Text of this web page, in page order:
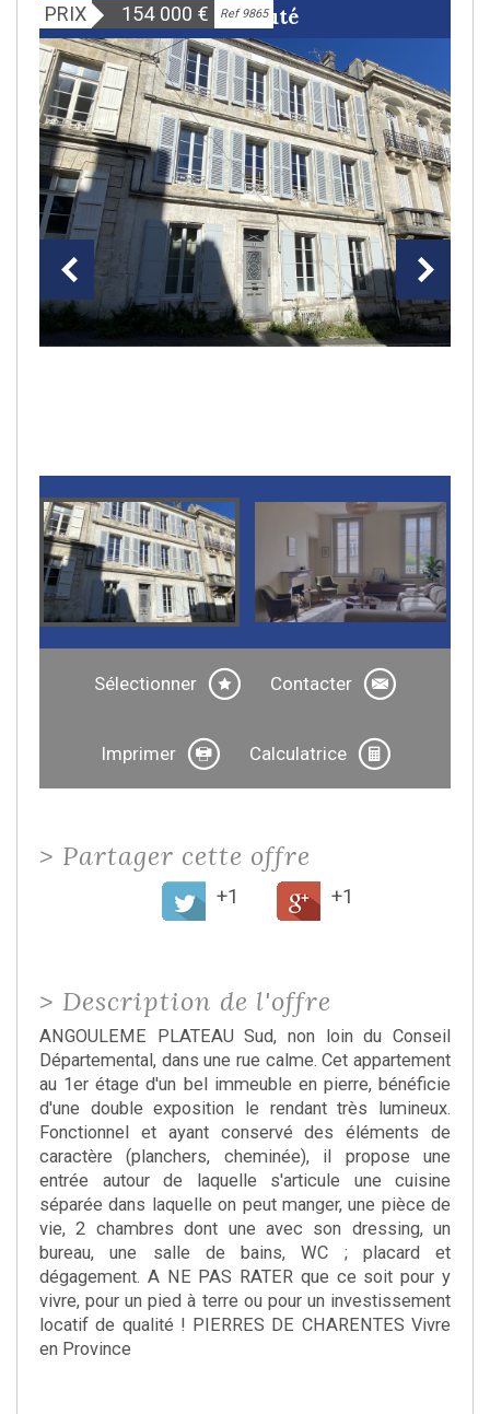
PRIX 154 000 € Ref 9865
Nouveauté
Sélectionner Contacter
Imprimer Calculatrice
> Partager cette offre
+1 +1
> Description de l'offre
ANGOULEME PLATEAU Sud, non loin du Conseil
Départemental, dans une rue calme. Cet appartement
au 1er étage d'un bel immeuble en pierre, bénéficie
d'une double exposition le rendant très lumineux.
Fonctionnel et ayant conservé des éléments de
caractère (planchers, cheminée), il propose une
entrée autour de laquelle s'articule une cuisine
séparée dans laquelle on peut manger, une pièce de
vie, 2 chambres dont une avec son dressing, un
bureau, une salle de bains, WC ; placard et
dégagement. A NE PAS RATER que ce soit pour y
vivre, pour un pied à terre ou pour un investissement
locatif de qualité ! PIERRES DE CHARENTES Vivre
en Province